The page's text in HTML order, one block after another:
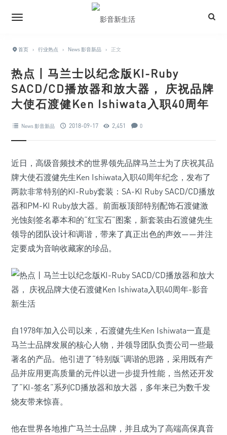
首页 › 行业热点 › News 影音新品 › 正文
热点丨马兰士以纪念版KI-Ruby
SACD/CD播放器和放大器， 庆祝品牌
大使石渡健Ken Ishiwata入职40周年
News 影音新品 2018-09-17 2,451 0
近日，高级音频技术的世界领先品牌马兰士为了庆祝其品
牌大使石渡健先生Ken Ishiwata入职40周年纪念，发布了
两款非常特别的KI-Ruby套装：SA-KI Ruby SACD/CD播放
器和PM-KI Ruby放大器。前面板顶部特别配饰石渡健激
光蚀刻签名摹本和的“红宝石”图案，新套装由石渡健先生
领导的团队设计和调谐，带来了真正出色的声效——并注
定要成为音响收藏家的珍品。
自1978年加入公司以来，石渡健先生Ken Ishiwata一直是
马兰士品牌发展的核心人物，并领导团队负责公司一些最
著名的产品。他引进了“特别版”调谐的思路，采用既有产
品并应用更高质量的元件以进一步提升性能，当然还开发
了“KI-签名”系列CD播放器和放大器，多年来已为数千发
烧友带来惊喜。
他在世界各地推广马兰士品牌，并且成为了高端高保真音